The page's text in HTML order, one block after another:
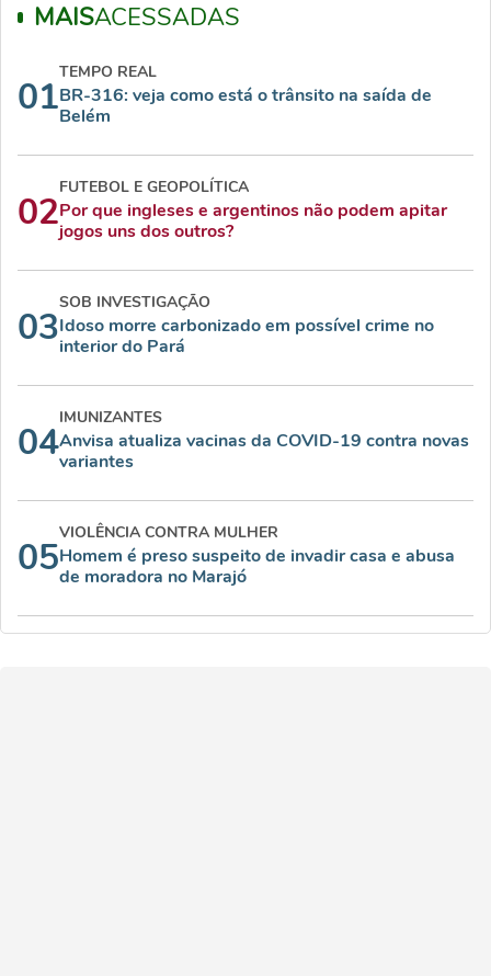
MAISACESSADAS
01
TEMPO REAL
BR-316: veja como está o trânsito na saída de
Belém
02
FUTEBOL E GEOPOLÍTICA
Por que ingleses e argentinos não podem apitar
jogos uns dos outros?
03
SOB INVESTIGAÇÃO
Idoso morre carbonizado em possível crime no
interior do Pará
04
IMUNIZANTES
Anvisa atualiza vacinas da COVID-19 contra novas
variantes
05
VIOLÊNCIA CONTRA MULHER
Homem é preso suspeito de invadir casa e abusa
de moradora no Marajó